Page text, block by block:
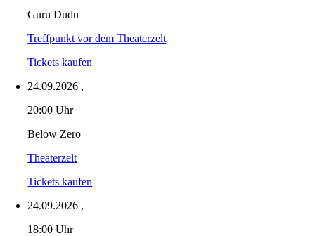
Guru Dudu
Treffpunkt vor dem Theaterzelt
Tickets kaufen
24.09.2026 ,
20:00 Uhr
Below Zero
Theaterzelt
Tickets kaufen
24.09.2026 ,
18:00 Uhr